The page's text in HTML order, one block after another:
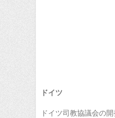
ドイツ
ドイツ司教協議会の